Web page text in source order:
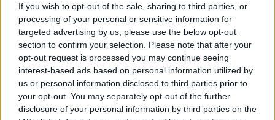
If you wish to opt-out of the sale, sharing to third parties, or
processing of your personal or sensitive information for
targeted advertising by us, please use the below opt-out
section to confirm your selection. Please note that after your
opt-out request is processed you may continue seeing
interest-based ads based on personal information utilized by
us or personal information disclosed to third parties prior to
your opt-out. You may separately opt-out of the further
disclosure of your personal information by third parties on the
A tök levelét levesekhez vagy egytálételekhez is
felhasználhatjuk, Gőzölhetjük vagy párolhatjuk,
tölthetünk bele, akár a káposzta vagy kelbimbó
levelébe. De a tök leveleiből házi készítményeket is
készíthetünk, például töklevélteát vagy
töklevélpürét.